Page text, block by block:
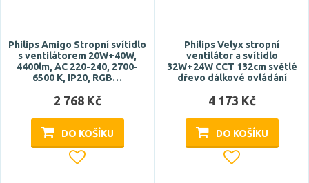
FARO
Globo
Zobrazit více
Celkový příkon max.
Philips Amigo Stropní svítidlo
s ventilátorem 20W+40W,
4400lm, AC 220-240, 2700-
6500 K, IP20, RGB…
2 768 Kč
DO KOŠÍKU
Philips Velyx stropní
ventilátor a svítidlo
32W+24W CCT 132cm světlé
dřevo dálkové ovládání
4 173 Kč
DO KOŠÍKU